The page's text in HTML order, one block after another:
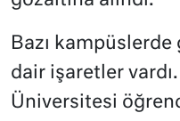
Bazı
dair işaretler
Üniversitesi